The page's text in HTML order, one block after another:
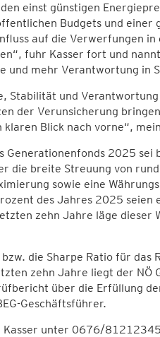
einst günstigen
Budgets und einer
auf die Verwerfungen
fuhr Kasser fort und
und mehr Verantwortung in
Stabilität und
der Verunsicherung
Blick nach vorne“,
2025 sei
die breite Streuung von
sowie eine
des Jahres 2025 seien
zehn Jahre läge dieser
die Sharpe Ratio für das
zehn Jahre liegt der NÖ
über die Erfüllung
Geschäftsführer.
unter 0676/